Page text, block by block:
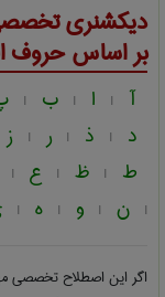
دیکشنری
بر اساس حروف
آ | ا | ب |
د | ذ | ر | ز
ط | ظ | ع |
| ن | و | ه |
اگر این اصطلاح تخصصی